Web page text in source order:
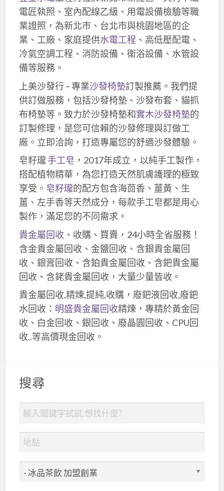
電匠執照、室內配線乙級、用電設備檢驗等職
業證照，為新北市、台北市與桃園地區的企
業、工廠、家庭提供水電工程 、高低壓配電、
冷氣空調工程、消防設備、衛浴設備、水管設
備等服務。
上美沙發行 – 專業沙發椅墊訂製推薦。我們提
供訂做服務，包括沙發椅墊、沙發布套、貓抓
布椅墊等。致力於沙發椅墊和實木沙發椅墊的
訂製修理，是您可信賴的沙發修理與訂做工
廠。立即洽詢，打造專屬您的舒適沙發體驗。
皂籽瓏手工皂 ，2017年成立，以純手工製作，
搭配植物精華，為您打造天然肌膚護理的極致
享受。 皂籽瓏的配方包含海茴香、薑黃、生
薑、左手香等天然成分，每款手工皂都是用心
製作，滿足您的不同需求。
貴金屬回收、收購、買賣，24小時全省服務！
含金貴金屬回收、金鹽回收、含銀貴金屬回
收、銀膏回收、含鉑貴金屬回收、含鈀貴金屬
回收、含銠貴金屬回收，大量少量皆收。
貴金屬回收,精煉,提純,收購，廢鈀液回收,廢鈀
水回收： 明盛貴金屬回收精煉，專精於黃金回
收、白金回收、銀回收、廢晶圓回收、CPU回
收..等高價現金回收。
搜尋